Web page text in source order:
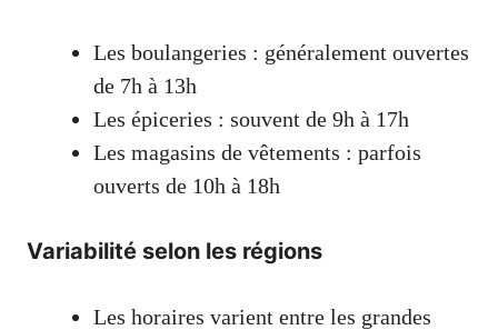
Les boulangeries : généralement ouvertes
de 7h à 13h
Les épiceries : souvent de 9h à 17h
Les magasins de vêtements : parfois
ouverts de 10h à 18h
Variabilité selon les régions
Les horaires varient entre les grandes